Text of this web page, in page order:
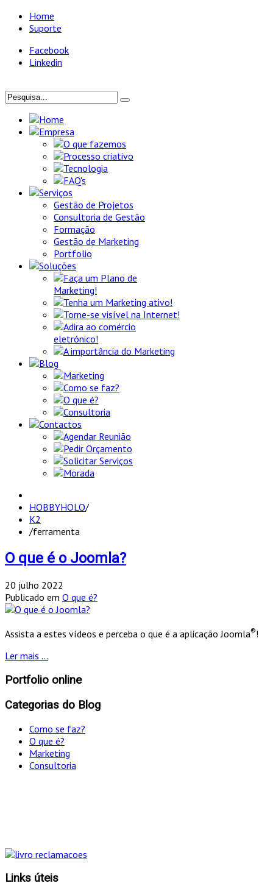
Home
Suporte
Facebook
Linkedin
Home
Empresa
O que fazemos
Processo criativo
Tecnologia
FAQ's
Serviços
Gestão de Projetos
Consultoria de Gestão
Formação
Gestão de Marketing
Portfolio
Soluções
Faça um Plano de
Marketing!
Tenha um Marketing ativo!
Torne-se visível na Internet!
Adira ao comércio
eletrónico!
A importância do Marketing
Blog
Marketing
Como se faz?
O que é?
Consultoria
Contactos
Agendar Reunião
Pedir Orçamento
Solicitar Serviços
Morada
HOBBYHOLO/
K2
/ferramenta
O que é o Joomla?
20 julho 2022
Publicado em O que é?
Assista a estes vídeos e perceba o que é a aplicação Joomla®!
Ler mais ...
Portfolio online
Categorias do Blog
Como se faz?
O que é?
Marketing
Consultoria
Links úteis